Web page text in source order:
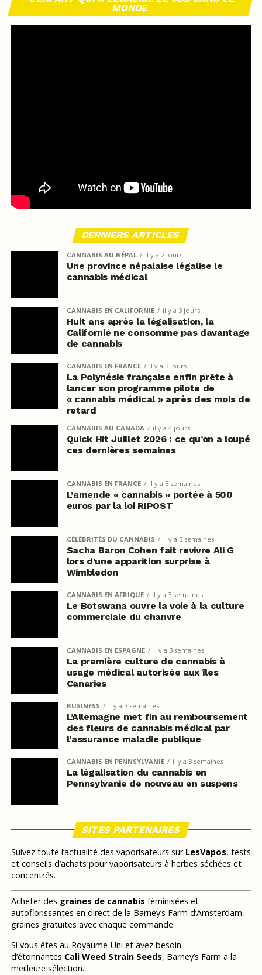
MONDE
DERNIERS ARTICLES
CANNABIS AU NÉPAL il y a 2 jours
Une province népalaise légalise le
cannabis médical
CANNABIS EN CALIFORNIE il y a 3 jours
Huit ans après la légalisation, la
Californie ne consomme pas davantage
de cannabis
CANNABIS EN FRANCE il y a 3 jours
La Polynésie française enfin prête à
lancer son programme pilote de
« cannabis médical » après des mois de
retard
CANNABIS AU CANADA il y a 4 jours
Quick Hit Juillet 2026 : ce qu’on a loupé
ces dernières semaines
CANNABIS EN FRANCE il y a 3 semaines
L’amende « cannabis » portée à 500
euros par la loi RIPOST
CÉLÉBRITÉS DU CANNABIS il y a 3 semaines
Sacha Baron Cohen fait revivre Ali G
lors d’une apparition surprise à
Wimbledon
CANNABIS EN AFRIQUE il y a 3 semaines
Le Botswana ouvre la voie à la culture
commerciale du chanvre
CANNABIS EN ESPAGNE il y a 3 semaines
La première culture de cannabis à
usage médical autorisée aux îles
Canaries
BUSINESS il y a 3 semaines
L’Allemagne met fin au remboursement
des fleurs de cannabis médical par
l’assurance maladie publique
CANNABIS EN PENNSYLVANIE il y a 3 semaines
La légalisation du cannabis en
Pennsylvanie de nouveau en suspens
SITES PARTENAIRES
Suivez toute l’actualité des vaporisateurs sur LesVapos, tests
et conseils d’achats pour vaporisateurs à herbes séchées et
concentrés.
Acheter des graines de cannabis féminisées et
autoflorissantes en direct de la Barney’s Farm d’Amsterdam,
graines gratuites avec chaque commande.
Si vous êtes au Royaume-Uni et avez besoin
d’étonnantes Cali Weed Strain Seeds, Barney’s Farm a la
meilleure sélection.